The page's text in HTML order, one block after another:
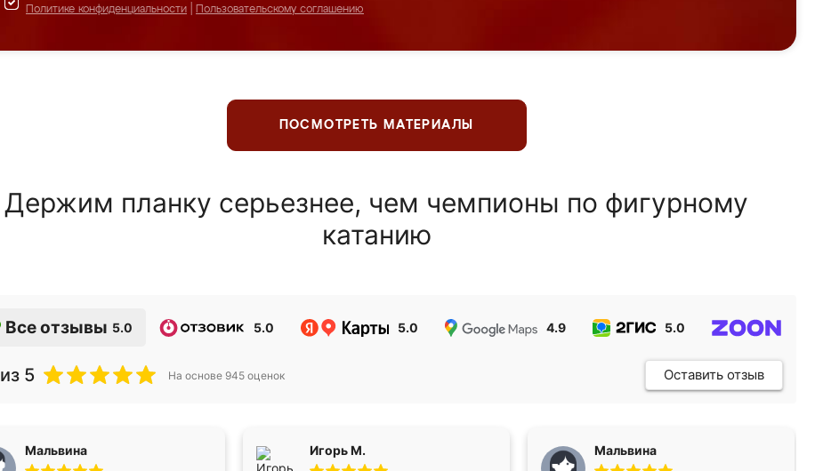
Политике конфиденциальности
Пользовательскому соглашению
ПОСМОТРЕТЬ МАТЕРИАЛЫ
Держим планку серьезнее, чем чемпионы по фигурному
катанию
Все отзывы 5.0 5.0 5.0 4.9 5.0
из 5 На основе 945 оценок Оставить отзыв
Мальвина Игорь М. Мальвина